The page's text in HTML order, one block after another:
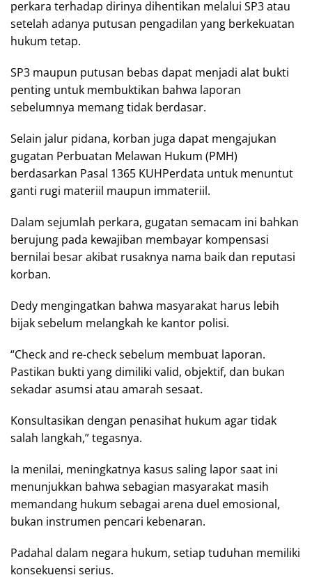
perkara terhadap dirinya dihentikan melalui SP3 atau
setelah adanya putusan pengadilan yang berkekuatan
hukum tetap.
SP3 maupun putusan bebas dapat menjadi alat bukti
penting untuk membuktikan bahwa laporan
sebelumnya memang tidak berdasar.
Selain jalur pidana, korban juga dapat mengajukan
gugatan Perbuatan Melawan Hukum (PMH)
berdasarkan Pasal 1365 KUHPerdata untuk menuntut
ganti rugi materiil maupun immateriil.
Dalam sejumlah perkara, gugatan semacam ini bahkan
berujung pada kewajiban membayar kompensasi
bernilai besar akibat rusaknya nama baik dan reputasi
korban.
Dedy mengingatkan bahwa masyarakat harus lebih
bijak sebelum melangkah ke kantor polisi.
“Check and re-check sebelum membuat laporan.
Pastikan bukti yang dimiliki valid, objektif, dan bukan
sekadar asumsi atau amarah sesaat.
Konsultasikan dengan penasihat hukum agar tidak
salah langkah,” tegasnya.
Ia menilai, meningkatnya kasus saling lapor saat ini
menunjukkan bahwa sebagian masyarakat masih
memandang hukum sebagai arena duel emosional,
bukan instrumen pencari kebenaran.
Padahal dalam negara hukum, setiap tuduhan memiliki
konsekuensi serius.